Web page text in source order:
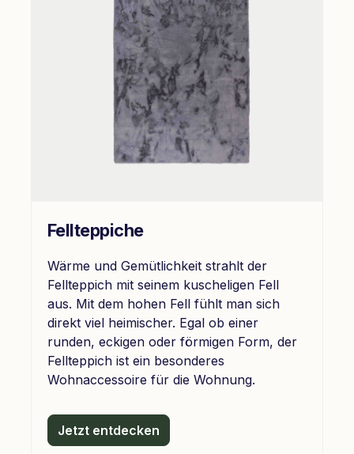
Fellteppiche
Wärme und Gemütlichkeit strahlt der
Fellteppich mit seinem kuscheligen Fell
aus. Mit dem hohen Fell fühlt man sich
direkt viel heimischer. Egal ob einer
runden, eckigen oder förmigen Form, der
Fellteppich ist ein besonderes
Wohnaccessoire für die Wohnung.
Jetzt entdecken